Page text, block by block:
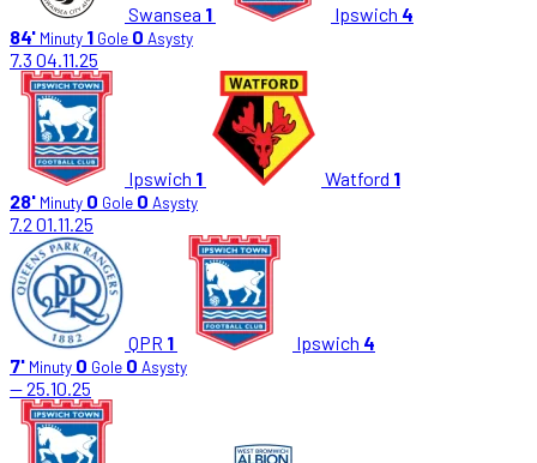
Swansea 1 Ipswich 4
84' Minuty 1 Gole 0 Asysty
7.3 04.11.25
Ipswich 1 Watford 1
28' Minuty 0 Gole 0 Asysty
7.2 01.11.25
QPR 1 Ipswich 4
7' Minuty 0 Gole 0 Asysty
—25.10.25